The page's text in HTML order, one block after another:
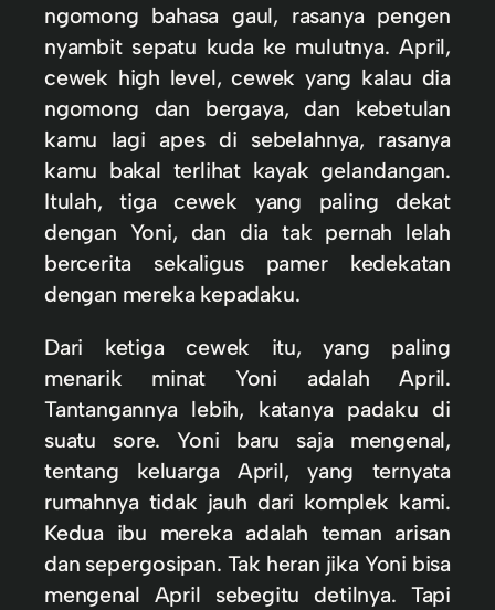
ngomong bahasa gaul, rasanya pengen
nyambit sepatu kuda ke mulutnya. April,
cewek high level, cewek yang kalau dia
ngomong dan bergaya, dan kebetulan
kamu lagi apes di sebelahnya, rasanya
kamu bakal terlihat kayak gelandangan.
Itulah, tiga cewek yang paling dekat
dengan Yoni, dan dia tak pernah lelah
bercerita sekaligus pamer kedekatan
dengan mereka kepadaku.
Dari ketiga cewek itu, yang paling
menarik minat Yoni adalah April.
Tantangannya lebih, katanya padaku di
suatu sore. Yoni baru saja mengenal,
tentang keluarga April, yang ternyata
rumahnya tidak jauh dari komplek kami.
Kedua ibu mereka adalah teman arisan
dan sepergosipan. Tak heran jika Yoni bisa
mengenal April sebegitu detilnya. Tapi